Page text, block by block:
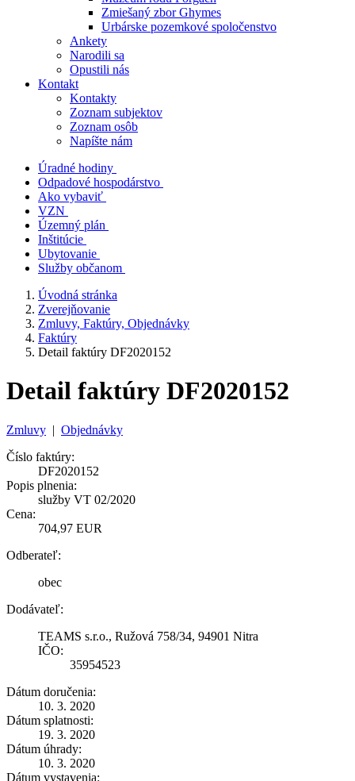
Zmiešaný zbor Ghymes
Urbárske pozemkové spoločenstvo
Ankety
Narodili sa
Opustili nás
Kontakt
Kontakty
Zoznam subjektov
Zoznam osôb
Napíšte nám
Úradné hodiny
Odpadové hospodárstvo
Ako vybaviť
VZN
Územný plán
Inštitúcie
Ubytovanie
Služby občanom
Úvodná stránka
Zverejňovanie
Zmluvy, Faktúry, Objednávky
Faktúry
Detail faktúry DF2020152
Detail faktúry DF2020152
Zmluvy | Objednávky
Číslo faktúry:
DF2020152
Popis plnenia:
služby VT 02/2020
Cena:
704,97 EUR
Odberateľ:
obec
Dodávateľ:
TEAMS s.r.o., Ružová 758/34, 94901 Nitra
IČO:
35954523
Dátum doručenia:
10. 3. 2020
Dátum splatnosti:
19. 3. 2020
Dátum úhrady:
10. 3. 2020
Dátum vystavenia: